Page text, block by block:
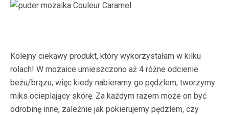
Kolejny ciekawy produkt, który wykorzystałam w kilku
rolach! W mozaice umieszczono aż 4 różne odcienie
beżu/brązu, więc kiedy nabieramy go pędzlem, tworzymy
miks ocieplający skórę. Za każdym razem może on być
odrobinę inne, zależnie jak pokierujemy pędzlem, czy